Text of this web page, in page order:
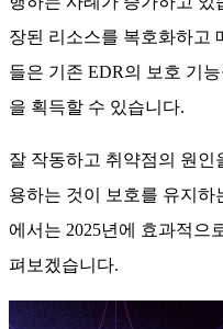
장된 리소스를 복호화하고
들은 기존 EDR의 보호 기
을 획득할 수 있습니다.
잘 작동하고 취약점의 원인
용하는 것이 보호를 유지하
에서는 2025년에 효과적으
펴보겠습니다.